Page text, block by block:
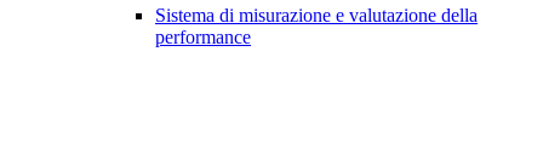
Sistema di misurazione e valutazione della
performance